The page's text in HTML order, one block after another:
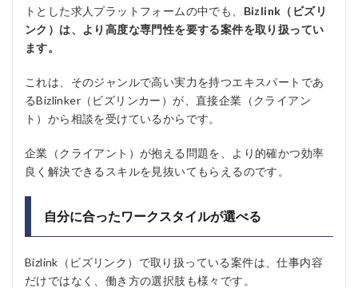
トとした求人プラットフォームの中でも、 Bizlink（ビズリ
ンク）は、より高度な専門性を要する案件を取り扱ってい
ます。
これは、そのジャンルで高い実力を持つエキスパートであ
るBizlinker（ビズリンカー）が、直接企業（クライアン
ト）から相談を受けているからです。
企業（クライアント）が抱える問題を、より的確かつ効率
良く解決できるスキルを見抜いてもらえるのです。
自分に合ったワークスタイルが選べる
Bizlink（ビズリンク）で取り扱っている案件は、仕事内容
だけではなく、働き方の選択肢も様々です。